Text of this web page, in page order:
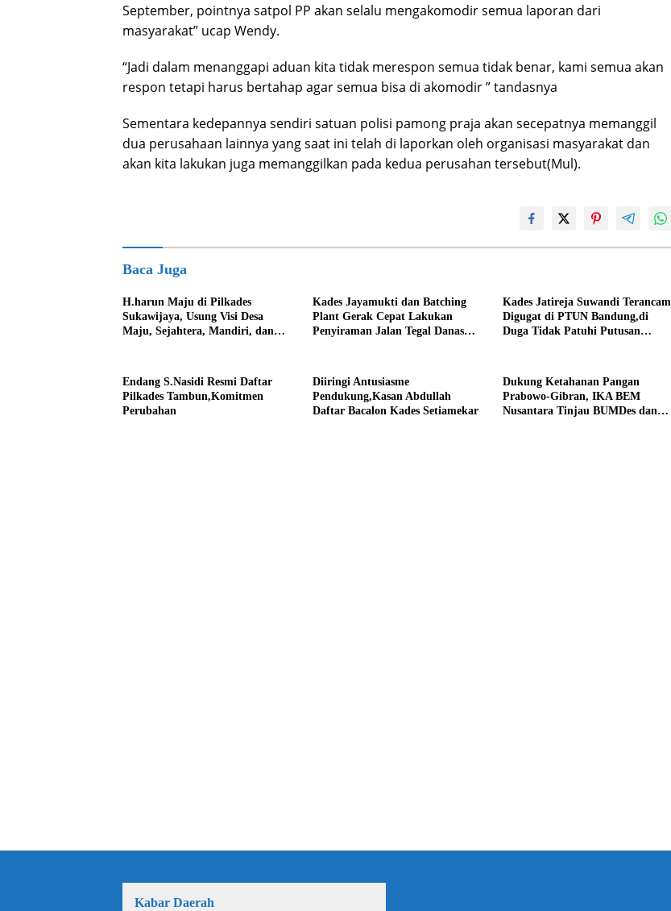
September, pointnya satpol PP akan selalu mengakomodir semua laporan dari
masyarakat” ucap Wendy.
“Jadi dalam menanggapi aduan kita tidak merespon semua tidak benar, kami semua akan
respon tetapi harus bertahap agar semua bisa di akomodir ” tandasnya
Sementara kedepannya sendiri satuan polisi pamong praja akan secepatnya memanggil
dua perusahaan lainnya yang saat ini telah di laporkan oleh organisasi masyarakat dan
akan kita lakukan juga memanggilkan pada kedua perusahan tersebut(Mul).
Baca Juga
H.harun Maju di Pilkades
Sukawijaya, Usung Visi Desa
Maju, Sejahtera, Mandiri, dan
Kades Jayamukti dan Batching
Plant Gerak Cepat Lakukan
Penyiraman Jalan Tegal Danas
Kades Jatireja Suwandi Terancam
Digugat di PTUN Bandung,di
Duga Tidak Patuhi Putusan
Endang S.Nasidi Resmi Daftar
Pilkades Tambun,Komitmen
Perubahan
Diiringi Antusiasme
Pendukung,Kasan Abdullah
Daftar Bacalon Kades Setiamekar
Dukung Ketahanan Pangan
Prabowo-Gibran, IKA BEM
Nusantara Tinjau BUMDes dan
Kabar Daerah